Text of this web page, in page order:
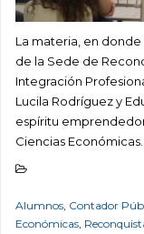
La materia, en
de la Sede de
Integración
Lucila Rodríguez y
espíritu
Ciencias Económicas.
Alumnos Contador
Económicas